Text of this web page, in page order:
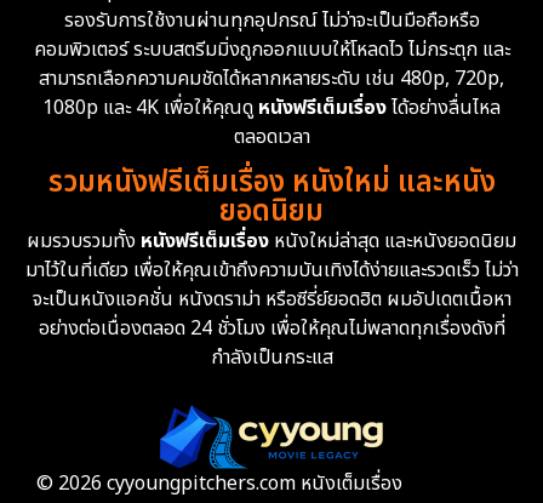
Emotional 61
Epic มหากาพย์ 216
Family ครอบครัว 360
Fantasy จินตนาการ 327
Fiction 9
รองรับการใช้งานผ่านทุกอุปกรณ์ ไม่ว่าจะเป็นมือถือหรือ
คอมพิวเตอร์ ระบบสตรีมมิ่งถูกออกแบบให้โหลดไว ไม่กระตุก และ
สามารถเลือกความคมชัดได้หลากหลายระดับ เช่น 480p, 720p,
1080p และ 4K เพื่อให้คุณดู หนังฟรีเต็มเรื่องได้อย่างลื่นไหล
ตลอดเวลา
รวมหนังฟรีเต็มเรื่อง หนังใหม่ และหนัง
ยอดนิยม
ผมรวบรวมทั้ง หนังฟรีเต็มเรื่อง หนังใหม่ล่าสุด และหนังยอดนิยม
มาไว้ในที่เดียว เพื่อให้คุณเข้าถึงความบันเทิงได้ง่ายและรวดเร็ว ไม่ว่า
จะเป็นหนังแอคชั่น หนังดราม่า หรือซีรี่ย์ยอดฮิต ผมอัปเดตเนื้อหา
อย่างต่อเนื่องตลอด 24 ชั่วโมง เพื่อให้คุณไม่พลาดทุกเรื่องดังที่
กำลังเป็นกระแส
© 2026 cyyoungpitchers.com หนังเต็มเรื่อง